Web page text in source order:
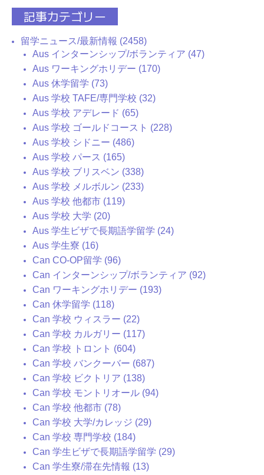
記事カテゴリー
留学ニュース/最新情報 (2458)
Aus インターンシップ/ボランティア (47)
Aus ワーキングホリデー (170)
Aus 休学留学 (73)
Aus 学校 TAFE/専門学校 (32)
Aus 学校 アデレード (65)
Aus 学校 ゴールドコースト (228)
Aus 学校 シドニー (486)
Aus 学校 パース (165)
Aus 学校 ブリスベン (338)
Aus 学校 メルボルン (233)
Aus 学校 他都市 (119)
Aus 学校 大学 (20)
Aus 学生ビザで長期語学留学 (24)
Aus 学生寮 (16)
Can CO-OP留学 (96)
Can インターンシップ/ボランティア (92)
Can ワーキングホリデー (193)
Can 休学留学 (118)
Can 学校 ウィスラー (22)
Can 学校 カルガリー (117)
Can 学校 トロント (604)
Can 学校 バンクーバー (687)
Can 学校 ビクトリア (138)
Can 学校 モントリオール (94)
Can 学校 他都市 (78)
Can 学校 大学/カレッジ (29)
Can 学校 専門学校 (184)
Can 学生ビザで長期語学留学 (29)
Can 学生寮/滞在先情報 (13)